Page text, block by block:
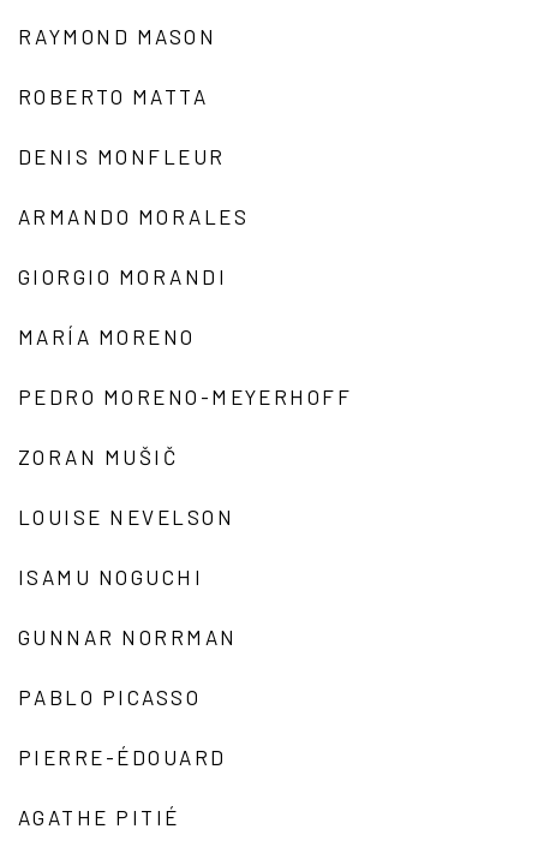
RAYMOND MASON
ROBERTO MATTA
DENIS MONFLEUR
ARMANDO MORALES
GIORGIO MORANDI
MARÍA MORENO
PEDRO MORENO-MEYERHOFF
ZORAN MUŠIČ
LOUISE NEVELSON
ISAMU NOGUCHI
GUNNAR NORRMAN
PABLO PICASSO
PIERRE-ÉDOUARD
AGATHE PITIÉ